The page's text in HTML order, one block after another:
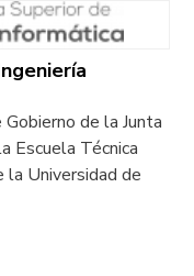
de la Junta
Escuela Técnica
la Universidad de